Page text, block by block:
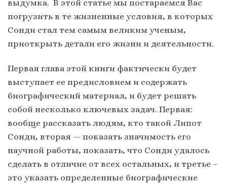
выдумка. В этой статье мы постараемся Вас
погрузить в те жизненные условия, в которых
Сонди стал тем самым великим ученым,
приоткрыть детали его жизни и деятельности.
Первая глава этой книги фактически будет
выступает ее предисловием и содержать
биографический материал, и будет решать
собой несколько ключевых задач. Первая:
вообще рассказать людям, кто такой Липот
Сонди, вторая — показать значимость его
научной работы, показать, что Сонди удалось
сделать в отличие от всех остальных, и третье –
это указать определенные биографические